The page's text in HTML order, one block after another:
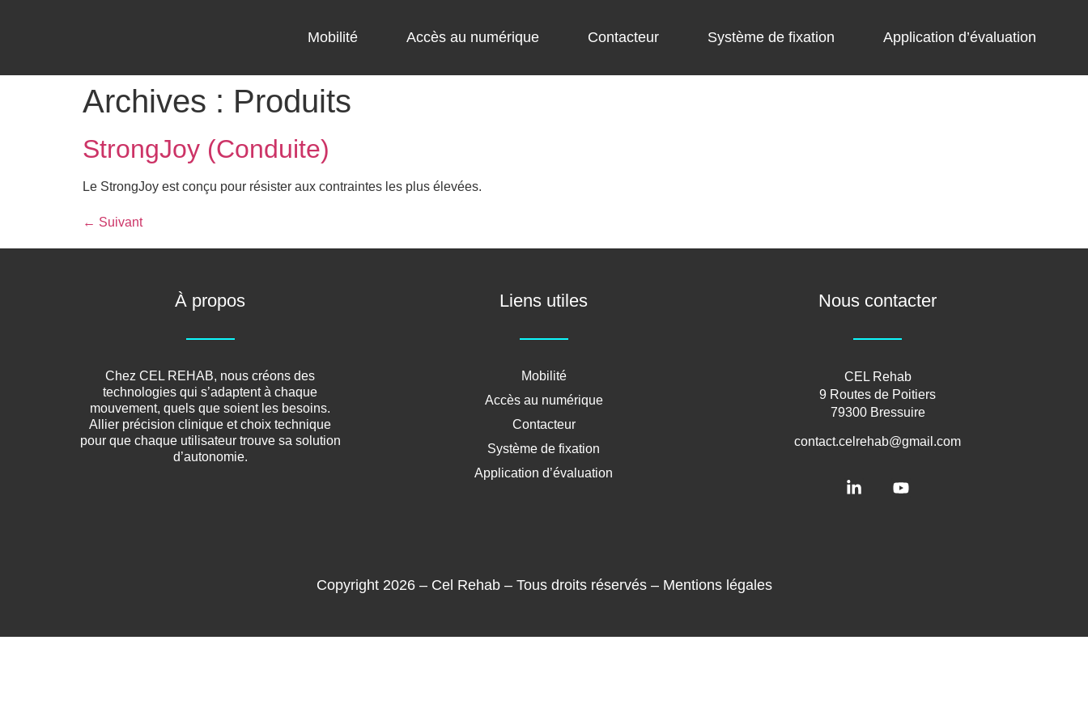
Mobilité Accès au numérique Contacteur Système de fixation Application d’évaluation
Archives : Produits
StrongJoy (Conduite)
Le StrongJoy est conçu pour résister aux contraintes les plus élevées.
← Suivant
À propos
Chez CEL REHAB, nous créons des
technologies qui s’adaptent à chaque
mouvement, quels que soient les besoins.
Allier précision clinique et choix technique
pour que chaque utilisateur trouve sa solution
d’autonomie.
Liens utiles
Mobilité
Accès au numérique
Contacteur
Système de fixation
Application d’évaluation
Nous contacter
CEL Rehab
9 Routes de Poitiers
79300 Bressuire
contact.celrehab@gmail.com
Copyright 2026 – Cel Rehab – Tous droits réservés – Mentions légales